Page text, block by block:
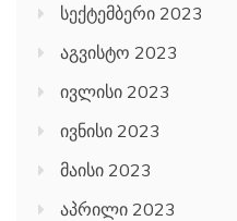
სექტემბერი 2023
აგვისტო 2023
ივლისი 2023
ივნისი 2023
მაისი 2023
აპრილი 2023